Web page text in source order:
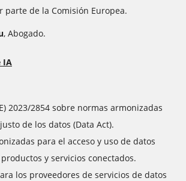
parte de la Comisión Europea.
, Abogado.
IA
2023/2854 sobre normas armonizadas
de los datos (Data Act).
para el acceso y uso de datos
y servicios conectados.
los proveedores de servicios de datos